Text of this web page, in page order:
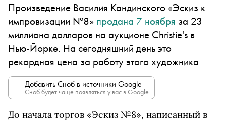
Произведение Василия Кандинского «Эскиз к
импровизации №8» продана 7 ноября за 23
миллиона долларов на аукционе Christie's в
Нью-Йорке. На сегодняшний день это
рекордная цена за работу этого художника
Добавить Сноб в источники Google
Сноб будет чаще появляться у вас в Google.
До начала торгов «Эскиз №8», написанный в